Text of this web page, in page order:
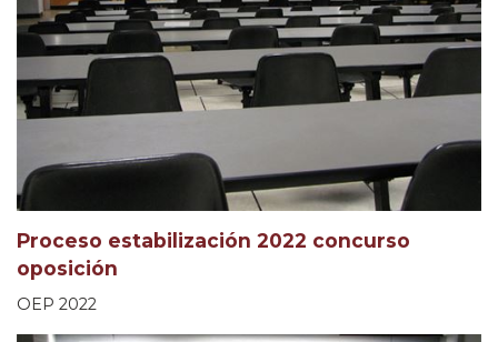
Proceso estabilización 2022 concurso
oposición
OEP 2022